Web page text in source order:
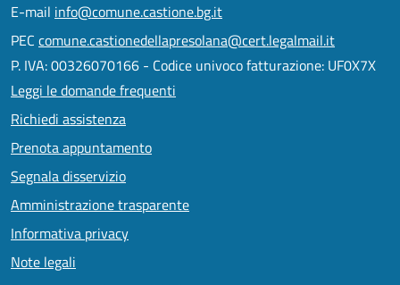
E-mail info@comune.castione.bg.it
PEC comune.castionedellapresolana@cert.legalmail.it
P. IVA: 00326070166 - Codice univoco fatturazione: UF0X7X
Leggi le domande frequenti
Richiedi assistenza
Prenota appuntamento
Segnala disservizio
Amministrazione trasparente
Informativa privacy
Note legali